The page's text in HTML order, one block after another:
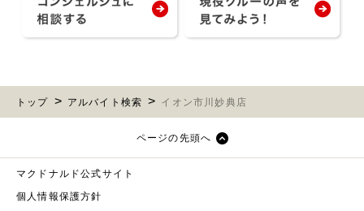
トップ アルバイト検索 イオン市川妙典店
ページの先頭へ
マクドナルド公式サイト
個人情報保護方針